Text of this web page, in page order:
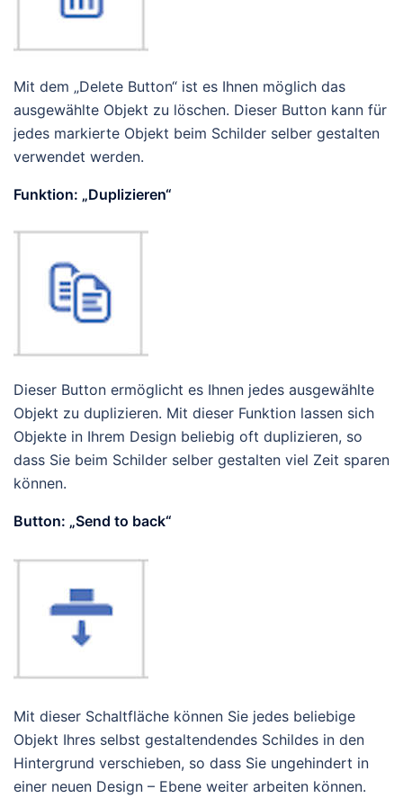
Mit dem „Delete Button“ ist es Ihnen möglich das
ausgewählte Objekt zu löschen. Dieser Button kann für
jedes markierte Objekt beim Schilder selber gestalten
verwendet werden.
Funktion: „Duplizieren“
Dieser Button ermöglicht es Ihnen jedes ausgewählte
Objekt zu duplizieren. Mit dieser Funktion lassen sich
Objekte in Ihrem Design beliebig oft duplizieren, so
dass Sie beim Schilder selber gestalten viel Zeit sparen
können.
Button: „Send to back“
Mit dieser Schaltfläche können Sie jedes beliebige
Objekt Ihres selbst gestaltendendes Schildes in den
Hintergrund verschieben, so dass Sie ungehindert in
einer neuen Design – Ebene weiter arbeiten können.